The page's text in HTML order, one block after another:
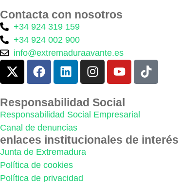
Contacta con nosotros
+34 924 319 159
+34 924 002 900
info@extremaduraavante.es
Responsabilidad Social
Responsabilidad Social Empresarial
Canal de denuncias
enlaces institucionales de interés
Junta de Extremadura
Política de cookies
Política de privacidad